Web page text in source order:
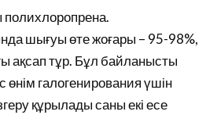
шығуы өте жоғары – 95-98%,
ақсап тұр. Бұл байланысты
галогенирования үшін
құрылады саны екі есе